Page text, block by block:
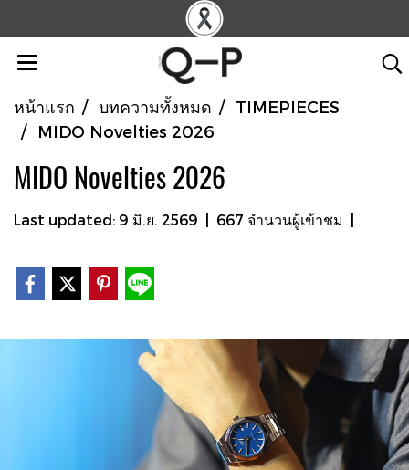
หน้าแรก บทความทั้งหมด
TIMEPIECES
MIDO Novelties 2026
MIDO Novelties 2026
Last updated: 9 มิ.ย. 2569 667 จำนวนผู้เข้าชม